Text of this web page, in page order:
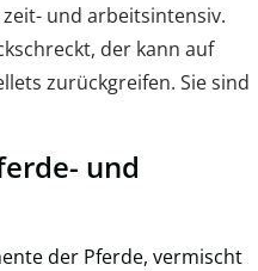
und arbeitsintensiv.
der kann auf
zurückgreifen. Sie sind
und
der Pferde, vermischt